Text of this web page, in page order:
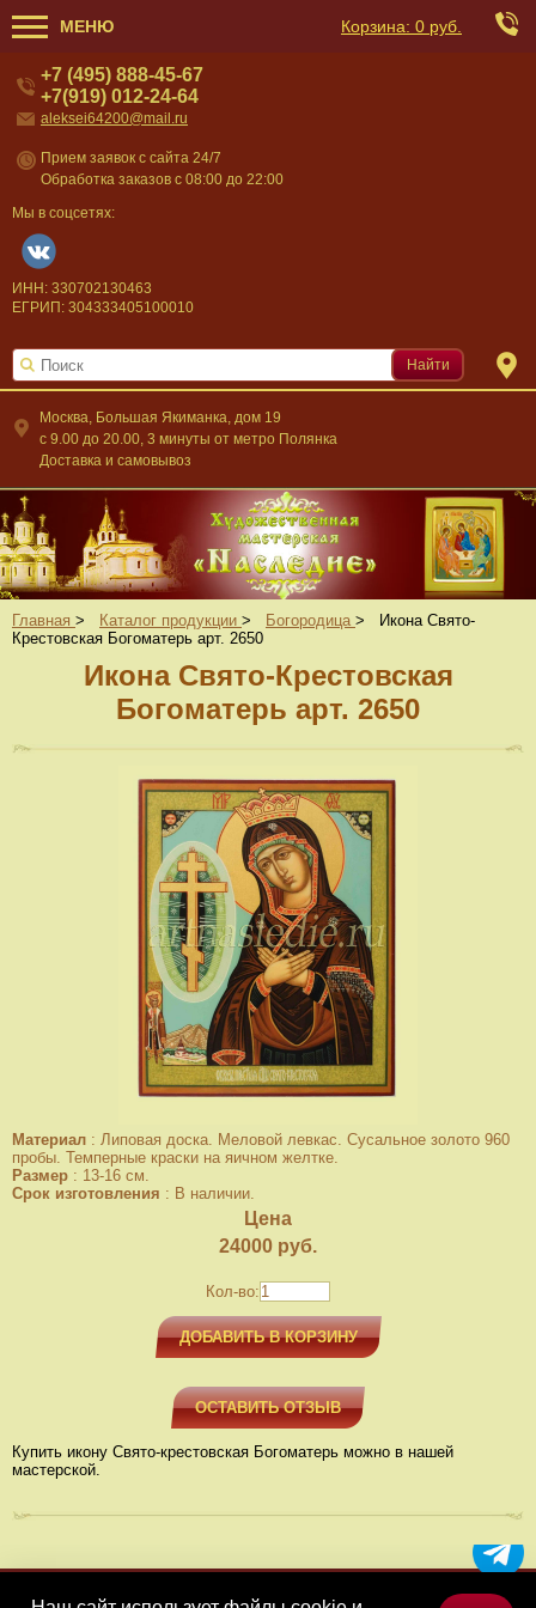
МЕНЮ Корзина: 0 руб.
Москва, Большая Якиманка, дом 19
c 9.00 до 20.00, 3 минуты от метро Полянка
Доставка и самовывоз
+7 (495) 888-45-67
+7(919) 012-24-64
aleksei64200@mail.ru
Прием заявок с сайта 24/7
Обработка заказов с 08:00 до 22:00
Мы в соцсетях:
ИНН: 330702130463
ЕГРИП: 304333405100010
Найти
Главная > Каталог продукции > Богородица >
Икона Свято-
Крестовская Богоматерь арт. 2650
Икона Свято-Крестовская
Богоматерь арт. 2650
Материал : Липовая доска. Меловой левкас. Сусальное золото 960
пробы. Темперные краски на яичном желтке.
Размер : 13-16 см.
Срок изготовления : В наличии.
Цена
24000 руб.
Кол-во:
ДОБАВИТЬ В КОРЗИНУ
ОСТАВИТЬ ОТЗЫВ
Купить икону Свято-крестовская Богоматерь можно в нашей
мастерской.